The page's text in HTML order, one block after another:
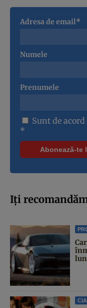
Adresa de email*
Numele
Prenumele
Sunt de acord
*
Iți